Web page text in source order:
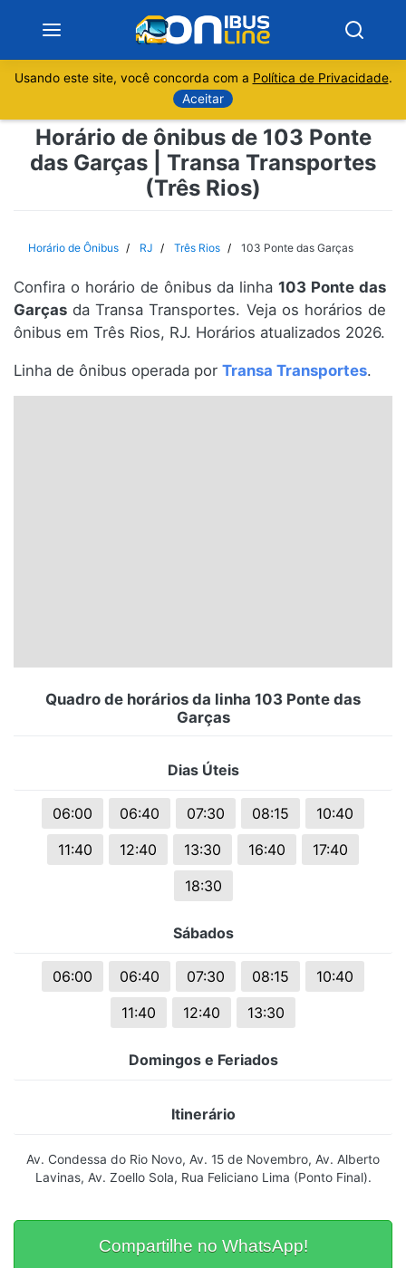
Sobre
Minas Gerais
Rio de Janeiro
Espírito Santo
Paraná
Usando este site, você concorda com a Política de Privacidade.
Aceitar
Horário de ônibus de 103 Ponte
das Garças | Transa Transportes
(Três Rios)
Horário de Ônibus RJ Três Rios 103 Ponte das Garças
Confira o horário de ônibus da linha103 Ponte das
Garças da Transa Transportes. Veja os horários de
ônibus em Três Rios, RJ. Horários atualizados 2026.
Linha de ônibus operada por Transa Transportes.
Quadro de horários da linha 103 Ponte das
Garças
Dias Úteis
06:00 06:40 07:30 08:15
10:40
11:40
12:40 13:30 16:40
17:40
18:30
Sábados
06:00 06:40 07:30 08:15
10:40
11:40
12:40 13:30
Domingos e Feriados
Itinerário
Av. Condessa do Rio Novo, Av. 15 de Novembro, Av. Alberto
Lavinas, Av. Zoello Sola, Rua Feliciano Lima (Ponto Final).
Compartilhe no WhatsApp!